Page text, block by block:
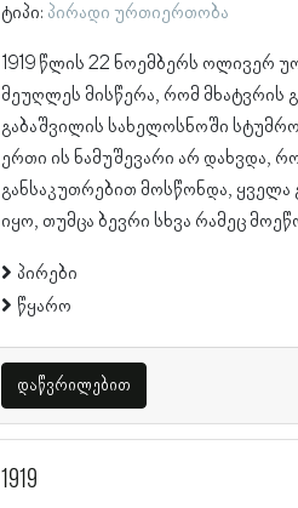
ტიპი: პირადი ურთიერთობა
1919 წლის 22 ნოემბერს ოლივერ
მეუღლეს მისწერა, რომ მხატვრის
გაბაშვილის სახელოსნოში
ერთი ის ნამუშევარი არ დახვდა,
განსაკუთრებით მოსწონდა, ყველა
იყო, თუმცა ბევრი სხვა რამეც
პირები
წყარო
დაწვრილებით
1919